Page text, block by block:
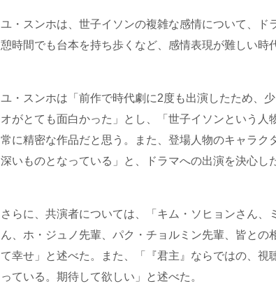
ユ・スンホは、世子イソンの複雑な感情について、
憩時間でも台本を持ち歩くなど、感情表現が難しい時
ユ・スンホは「前作で時代劇に2度も出演したため、
オがとても面白かった」とし、「世子イソンという
常に精密な作品だと思う。また、登場人物のキャラク
深いものとなっている」と、ドラマへの出演を決心し
さらに、共演者については、「キム・ソヒョンさん、
ん、ホ・ジュノ先輩、パク・チョルミン先輩、皆との
て幸せ」と述べた。また、「『君主』ならではの、
っている。期待して欲しい」と述べた。